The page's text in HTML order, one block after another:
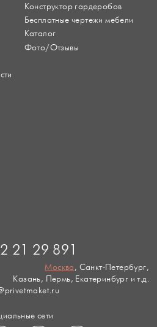
Конструктор гардеробов
Бесплатные чертежи мебели
Каталог
Фото/Отзывы
21 29 891
Москва, Санкт-Петербург,
Казань, Пермь, Екатеринбург и т.д.
сети